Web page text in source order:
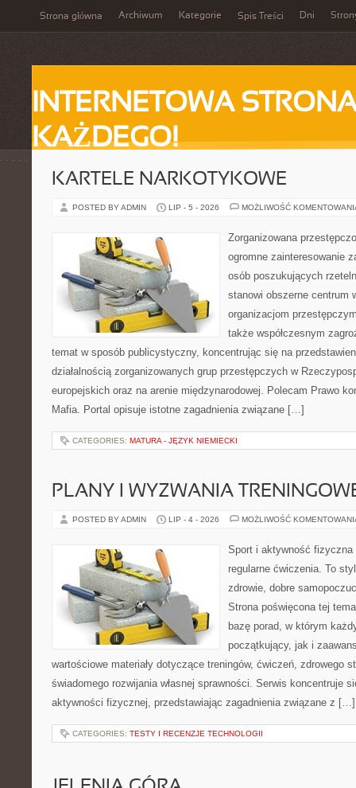
Strona główna Archiwum Kategorie Spis Treści Dni
INTERNETOWA
KAŻDEGO!
KARTELE NARKOTYKOWE
POSTED BY ADMIN LIP - 5 - 2026 MOŻLIWOŚĆ
Zorganizowana
ogromne zainteresowanie
osób poszukujących
stanowi obszerne centrum
organizacjom
także współczesnym
temat w sposób publicystyczny, koncentrując się na
działalnością zorganizowanych grup przestępczych w
europejskich oraz na arenie międzynarodowej. Polecam Prawo
Mafia. Portal opisuje istotne zagadnienia związane […]
CATEGORIES: MATURA - JĘZYK NIEMIECKI
PLANY I WYZWANIA
POSTED BY ADMIN LIP - 4 - 2026 MOŻLIWOŚĆ
Sport i aktywność
regularne ćwiczenia. To
zdrowie, dobre
Strona poświęcona tej
bazę porad, w którym
początkujący, jak i
wartościowe materiały dotyczące treningów, ćwiczeń, zdrowego
świadomego rozwijania własnej sprawności. Serwis koncentruje
aktywności fizycznej, przedstawiając zagadnienia związane z […]
CATEGORIES: TESTY I RECENZJE TECHNOLOGII